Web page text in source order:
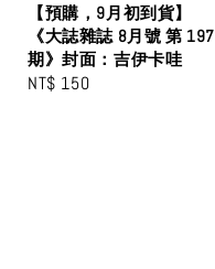
【預購，9月初到貨】
《大誌雜誌 8月號 第 197
期》封面：吉伊卡哇
Regular
NT$ 150